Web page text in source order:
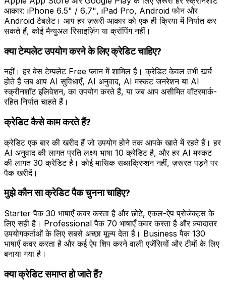
आकार: iPhone 6.5" / 6.7", iPad Pro, Android फोन और
Android टैबलेट। आप हर ज़रूरी आकार को एक ही क्रिया में निर्यात कर
सकते हैं, कोई मैन्युअल रिसाइज़िंग या क्रॉपिंग नहीं।
क्या टेम्पलेट उपयोग करने के लिए क्रेडिट चाहिए?
नहीं। हर बेस टेम्पलेट Free प्लान में शामिल है। क्रेडिट केवल तभी खर्च
होते हैं जब आप AI सुविधाएँ, AI अनुवाद, AI मस्कट जनरेशन या AI
स्क्रीनशॉट इलिवेशन, का उपयोग करते हैं, या जब आप असीमित वॉटरमार्क-
रहित निर्यात चाहते हैं।
क्रेडिट कैसे काम करते हैं?
क्रेडिट एक बार की खरीद हैं जो उपयोग होने तक आपके खाते में रहते हैं। हर
AI अनुवाद की लागत प्रति लक्ष्य भाषा 10 क्रेडिट है, और हर AI मस्कट
की लागत 30 क्रेडिट है। कोई मासिक सब्सक्रिप्शन नहीं, ज़रूरत पड़ने पर
पैक खरीदें।
मुझे कौन सा क्रेडिट पैक चुनना चाहिए?
Starter पैक 30 भाषाएँ कवर करता है और छोटे, एकल-ऐप प्रोजेक्ट्स के
लिए सही है। Professional पैक 70 भाषाएँ कवर करता है और ज़्यादातर
उपयोगकर्ताओं के लिए सबसे अच्छा मूल्य देता है। Business पैक 130
भाषाएँ कवर करता है और कई ऐप शिप करने वाली एजेंसियों और टीमों के लिए
बनाया गया है।
क्या क्रेडिट समाप्त हो जाते हैं?